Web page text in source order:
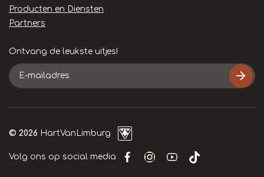
Producten en Diensten
Partners
Ontvang de leukste uitjes!
E-
mailadres
© 2026 HartVanLimburg
Volg ons op social media